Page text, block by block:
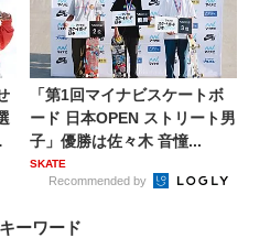
「第1回マイナビスケートボ
ード 日本OPEN ストリート男
子」優勝は佐々木 音憧...
SKATE
Recommended by
ーワード